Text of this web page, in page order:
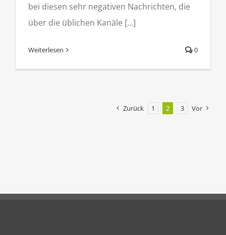
bei diesen sehr negativen Nachrichten, die
über die üblichen Kanäle [...]
Weiterlesen 0
Zurück 1 2 3 Vor